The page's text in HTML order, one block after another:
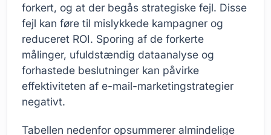
forkert, og at der begås strategiske fejl. Disse
fejl kan føre til mislykkede kampagner og
reduceret ROI. Sporing af de forkerte
målinger, ufuldstændig dataanalyse og
forhastede beslutninger kan påvirke
effektiviteten af e-mail-marketingstrategier
negativt.
Tabellen nedenfor opsummerer almindelige